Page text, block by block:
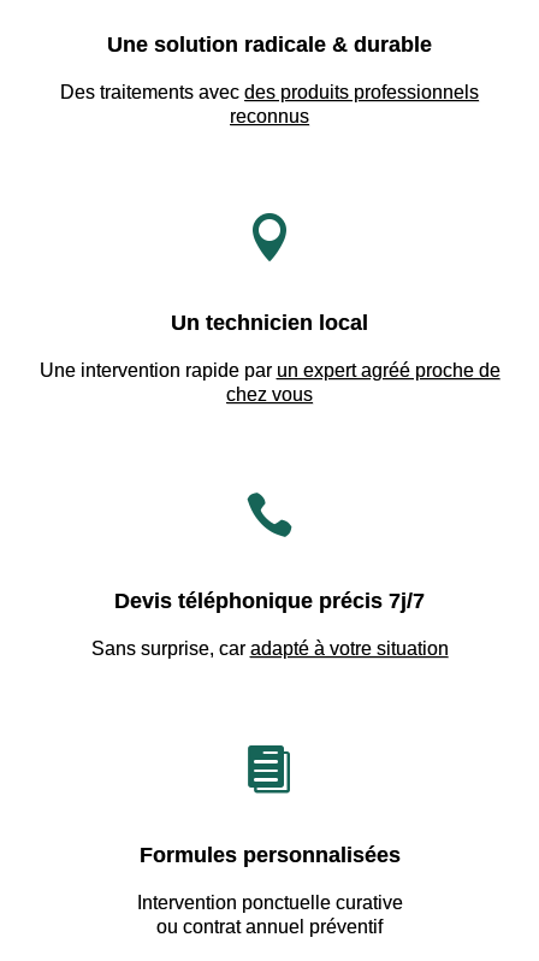
Une solution radicale & durable
Des traitements avec des produits professionnels
reconnus

Un technicien local
Une intervention rapide par un expert agréé proche de
chez vous

Devis téléphonique précis 7j/7
Sans surprise, car adapté à votre situation

Formules personnalisées
Intervention ponctuelle curative
ou contrat annuel préventif